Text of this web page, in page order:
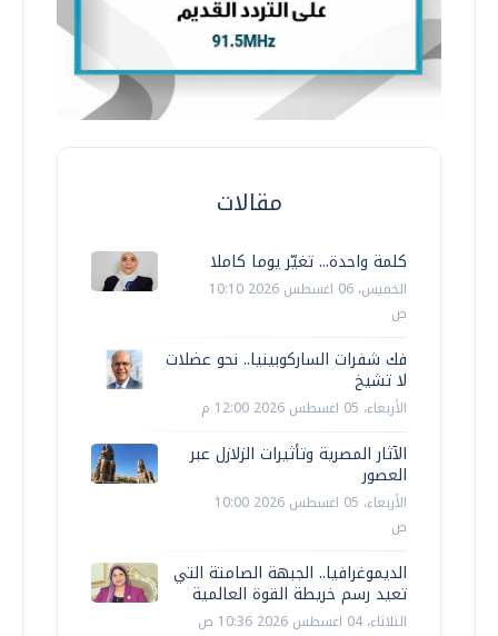
مقالات
كلمة واحدة... تغيّر يوما كاملا
الخميس، 06 اغسطس 2026 10:10
ص
فك شفرات الساركوبينيا.. نحو عضلات
لا تشيخ
الأربعاء، 05 اغسطس 2026 12:00 م
الآثار المصرية وتأثيرات الزلازل عبر
العصور
الأربعاء، 05 اغسطس 2026 10:00
ص
الديموغرافيا.. الجبهة الصامتة التي
تعيد رسم خريطة القوة العالمية
الثلاثاء، 04 اغسطس 2026 10:36 ص